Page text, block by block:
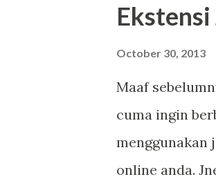
October 30, 2013
Maaf
cuma ingin
menggunakan
online anda.